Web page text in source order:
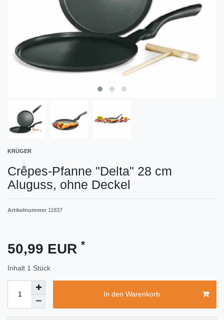
KRÜGER
Crêpes-Pfanne "Delta" 28 cm
Aluguss, ohne Deckel
Artikelnummer 11837
50,99 EUR *
Inhalt 1 Stück
In den Warenkorb